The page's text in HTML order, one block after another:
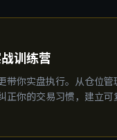
训练营
带你实盘执行。从仓位管
正你的交易习惯，建立可